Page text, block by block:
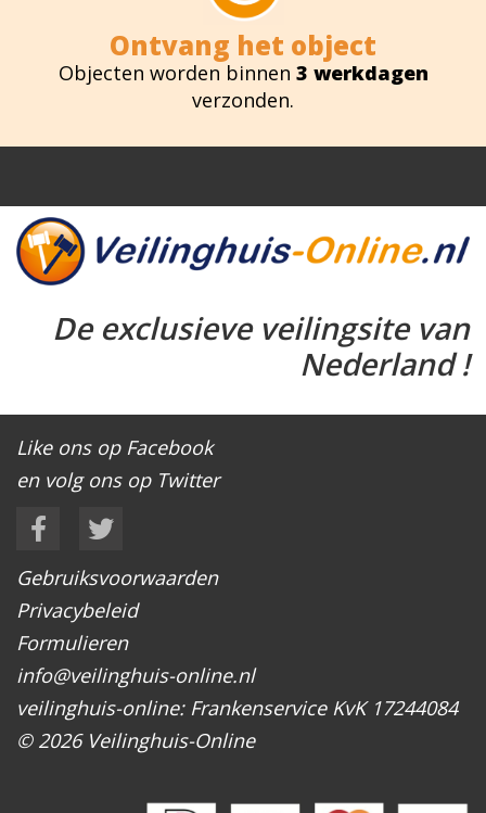
Ontvang het object
Objecten worden binnen 3 werkdagen
verzonden.
De exclusieve veilingsite van
Nederland !
Like ons op Facebook
en volg ons op Twitter
Gebruiksvoorwaarden
Privacybeleid
Formulieren
info@veilinghuis-online.nl
veilinghuis-online: Frankenservice KvK 17244084
© 2026 Veilinghuis-Online